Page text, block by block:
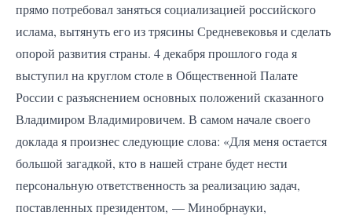
прямо потребовал заняться социализацией российского
ислама, вытянуть его из трясины Средневековья и сделать
опорой развития страны. 4 декабря прошлого года я
выступил на круглом столе в Общественной Палате
России с разъяснением основных положений сказанного
Владимиром Владимировичем. В самом начале своего
доклада я произнес следующие слова: «Для меня остается
большой загадкой, кто в нашей стране будет нести
персональную ответственность за реализацию задач,
поставленных президентом, — Минобрнауки,